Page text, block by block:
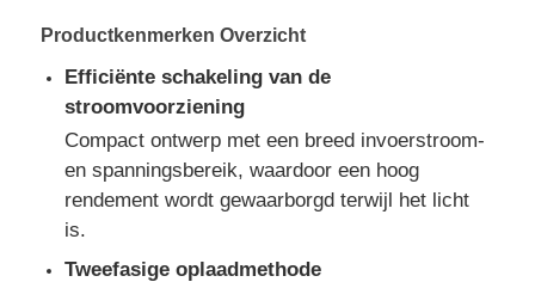
Huis
Producten
Productkenmerken Overzicht
Efficiënte schakeling van de
stroomvoorziening
Compact ontwerp met een breed invoerstroom-
en spanningsbereik, waardoor een hoog
rendement wordt gewaarborgd terwijl het licht
is.
Tweefasige oplaadmethode